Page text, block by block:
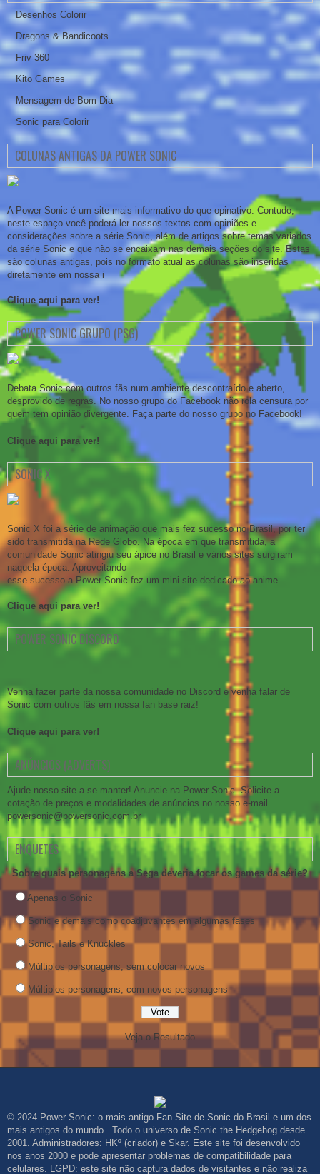
Desenhos Colorir
Dragons & Bandicoots
Friv 360
Kito Games
Mensagem de Bom Dia
Sonic para Colorir
COLUNAS ANTIGAS DA POWER SONIC
A Power Sonic é um site mais informativo do que opinativo. Contudo,
neste espaço você poderá ler nossos textos com opiniões e
considerações sobre a série Sonic, além de artigos sobre temas variados
da série Sonic e que não se encaixam nas demais seções do site. Estas
são colunas antigas, pois no formato atual as colunas são inseridas
diretamente em nossa i
Clique aqui para ver!
POWER SONIC GRUPO (PSG)
Debata Sonic com outros fãs num ambiente descontraído e aberto,
desprovido de regras. No nosso grupo do Facebook não rola censura por
quem tem opinião divergente. Faça parte do nosso grupo no Facebook!
Clique aqui para ver!
SONIC X
Sonic X foi a série de animação que mais fez sucesso no Brasil, por ter
sido transmitida na Rede Globo. Na época em que transmitida, a
comunidade Sonic atingiu seu ápice no Brasil e vários sites surgiram
naquela época. Aproveitando
esse sucesso a Power Sonic fez um mini-site dedicado ao anime.
Clique aqui para ver!
POWER SONIC DISCORD
Venha fazer parte da nossa comunidade no Discord e venha falar de
Sonic com outros fãs em nossa fan base raiz!
Clique aqui para ver!
ANÚNCIOS (ADVERTS)
Ajude nosso site a se manter! Anuncie na Power Sonic. Solicite a
cotação de preços e modalidades de anúncios no nosso e-mail
powersonic@powersonic.com.br
ENQUETES
Sobre quais personagens a Sega deveria focar os games da série?
Apenas o Sonic
Sonic e demais como coadjuvantes em algumas fases
Sonic, Tails e Knuckles
Múltiplos personagens, sem colocar novos
Múltiplos personagens, com novos personagens
Veja o Resultado
© 2024 Power Sonic: o mais antigo Fan Site de Sonic do Brasil e um dos
mais antigos do mundo. Todo o universo de Sonic the Hedgehog desde
2001. Administradores: HKº (criador) e Skar. Este site foi desenvolvido
nos anos 2000 e pode apresentar problemas de compatibilidade para
celulares. LGPD: este site não captura dados de visitantes e não realiza